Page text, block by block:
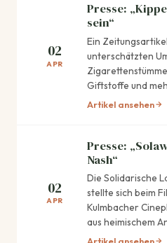
02
APR
Presse:
sein“
Ein
unterschätzten
Giftstoffe und
Artikel ansehen
02
APR
Presse:
Nash“
Die Solidarische
stellte sich beim
Kulmbacher
aus heimischem